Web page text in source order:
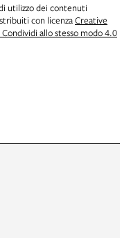
utilizzo dei contenuti
con licenzaCreative
allo stesso modo 4.0